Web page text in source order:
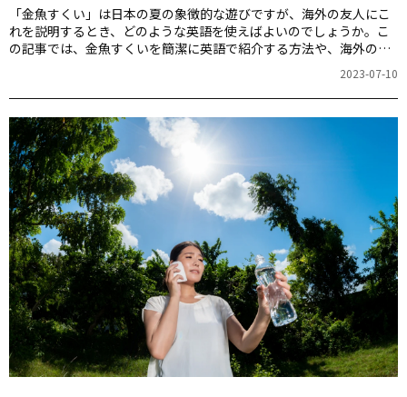
「金魚すくい」は日本の夏の象徴的な遊びですが、海外の友人にこ
れを説明するとき、どのような英語を使えばよいのでしょうか。こ
の記事では、金魚すくいを簡潔に英語で紹介する方法や、海外の友
2023-07-10